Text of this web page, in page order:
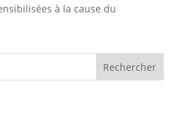
à la cause du